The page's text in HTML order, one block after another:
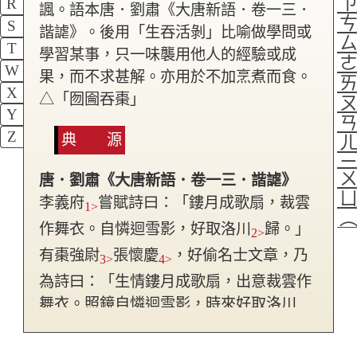
R
S
T
W
X
Y
Z
諷。語本唐．劉肅《大唐新語．卷一三．
諧謔》。後用「生吞活剝」比喻做學問或
學習某事，只一味襲用他人的經驗或成
果，而不求甚解。亦用於不加烹煮而食。
△「囫圇吞棗」
典 源
唐．劉肅《大唐新語．卷一三．諧謔》
李義府1>嘗賦詩曰：「鏤月成歌扇，裁雲
作舞衣。自憐迴雪影，好取洛川
2>歸。」
有棗強尉3>張懷慶4>，好偷名士文章，乃
為詩曰：「生情鏤月成歌扇，出意裁雲作
舞衣。照鏡自憐迴雪影，時來好取洛川
5>